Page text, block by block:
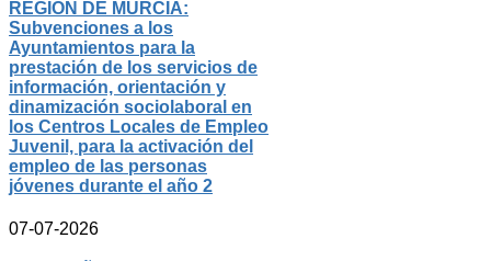
REGIÓN DE MURCIA:
Subvenciones a los
Ayuntamientos para la
prestación de los servicios de
información, orientación y
dinamización sociolaboral en
los Centros Locales de Empleo
Juvenil, para la activación del
empleo de las personas
jóvenes durante el año 2
07-07-2026